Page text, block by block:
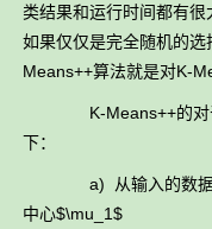
类结果和运行时间都有很
如果仅仅是完全随机的
Means++算法就是对K-
K-Means++的对于
下：
a) 从输入的数据点
中心$\mu_1$